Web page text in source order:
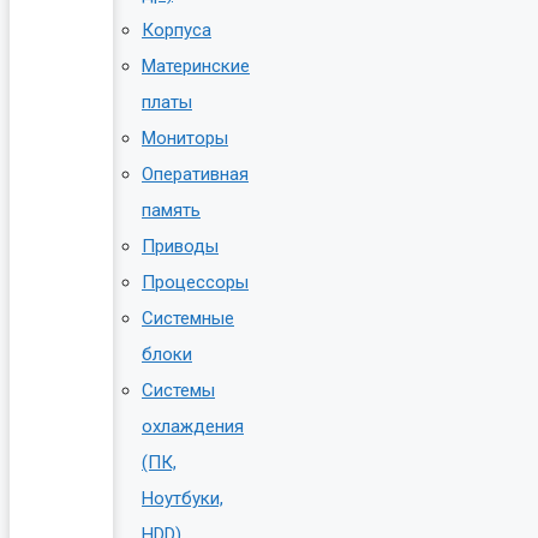
Корпуса
Материнские
платы
Мониторы
Оперативная
память
Приводы
Процессоры
Системные
блоки
Системы
охлаждения
(ПК,
Ноутбуки,